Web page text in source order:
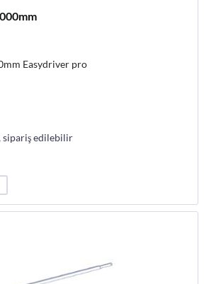
Easydriver pro
sipariş edilebilir